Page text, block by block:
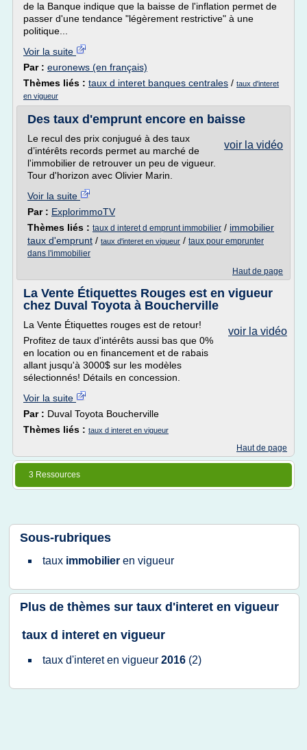
de la Banque indique que la baisse de l'inflation permet de
passer d'une tendance "légèrement restrictive" à une
politique...
Voir la suite
Par : euronews (en français)
Thèmes liés : taux d interet banques centrales / taux d'interet
en vigueur
Des taux d'emprunt encore en baisse
voir la vidéo
Le recul des prix conjugué à des taux
d’intérêts records permet au marché de
l'immobilier de retrouver un peu de vigueur.
Tour d'horizon avec Olivier Marin.
Voir la suite
Par : ExplorimmoTV
Thèmes liés : taux d interet d emprunt immobilier / immobilier
taux d'emprunt / taux d'interet en vigueur / taux pour emprunter
dans l'immobilier
Haut de page
La Vente Étiquettes Rouges est en vigueur
chez Duval Toyota à Boucherville
voir la vidéo
La Vente Étiquettes rouges est de retour!
Profitez de taux d'intérêts aussi bas que 0%
en location ou en financement et de rabais
allant jusqu'à 3000$ sur les modèles
sélectionnés! Détails en concession.
Voir la suite
Par : Duval Toyota Boucherville
Thèmes liés : taux d interet en vigueur
Haut de page
3 Ressources
Sous-rubriques
taux immobilier en vigueur
Plus de thèmes sur taux d'interet en vigueur
taux d interet en vigueur
taux d'intereten vigueur 2016 (2)